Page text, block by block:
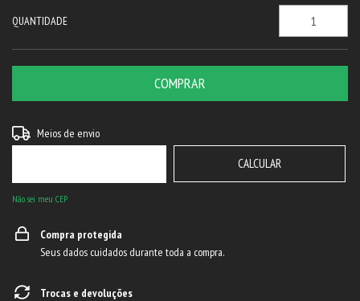
QUANTIDADE
Entregas para o CEP:
Meios de envio
CALCULAR
Não sei meu CEP
Compra protegida
Seus dados cuidados durante toda a compra.
Trocas e devoluções